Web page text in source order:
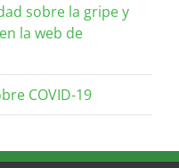
sobre la gripe y
la web de
COVID-19